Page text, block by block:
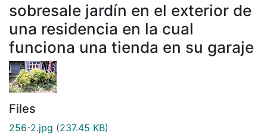
sobresale jardín en el exterior de
una residencia en la cual
funciona una tienda en su garaje
Files
256-2.jpg (237.45 KB)